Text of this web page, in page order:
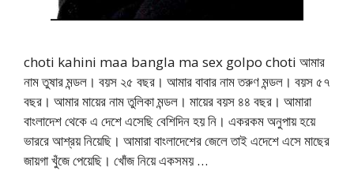
choti kahini maa bangla ma sex golpo choti আমার
নাম তুষার মন্ডল। বয়স ২৫ বছর। আমার বাবার নাম তরুণ মন্ডল। বয়স ৫৭
বছর। আমার মায়ের নাম তুলিকা মন্ডল। মায়ের বয়স ৪৪ বছর। আমারা
বাংলাদেশ থেকে এ দেশে এসেছি বেশিদিন হয় নি। একরকম অনুপায় হয়ে
ভাররে আশ্রয় নিয়েছি। আমারা বাংলাদেশের জেলে তাই এদেশে এসে মাছের
জায়গা খুঁজে পেয়েছি। খোঁজ নিয়ে একসময় …